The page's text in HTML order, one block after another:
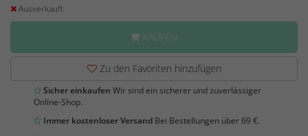
Ausverkauft
KAUFEN
Zu den Favoriten hinzufügen
Sicher einkaufen Wir sind ein sicherer und zuverlässiger
Online-Shop.
Immer kostenloser Versand Bei Bestellungen über 69 €.